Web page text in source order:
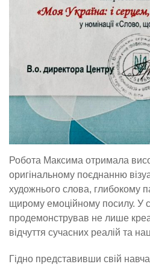
Робота Максима отримала
оригінальному поєднанню
художнього слова, глибокому
щирому емоційному посилу. У
продемонстрував не лише
відчуття сучасних реалій та
Гідно представивши свій